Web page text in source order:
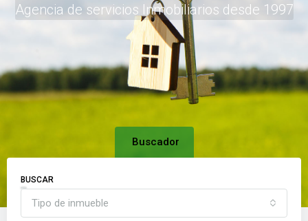
Agencia de servicios Inmobiliarios desde 1997
Buscador
BUSCAR
Tipo de inmueble